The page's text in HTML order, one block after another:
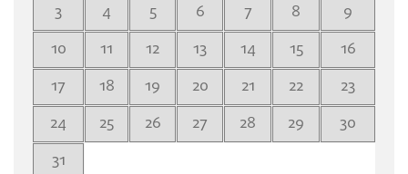
3
4 5 6 7 8
9
10
11 12 13 14 15
16
17
18 19 20 21 22
23
24
25 26 27 28 29
30
31